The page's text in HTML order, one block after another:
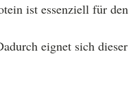
ist essenziell für
eignet sich